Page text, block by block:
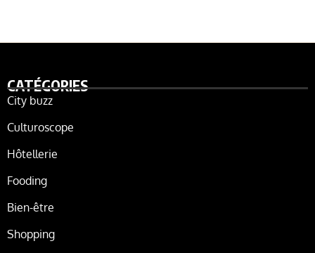
CATÉGORIES
City buzz
Culturoscope
Hôtellerie
Fooding
Bien-être
Shopping